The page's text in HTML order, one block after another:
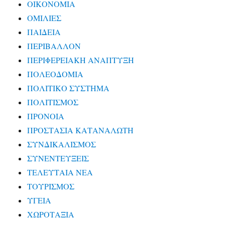
ΟΙΚΟΝΟΜΙΑ
ΟΜΙΛΙΕΣ
ΠΑΙΔΕΙΑ
ΠΕΡΙΒΑΛΛΟΝ
ΠΕΡΙΦΕΡΕΙΑΚΗ ΑΝΑΠΤΥΞΗ
ΠΟΛΕΟΔΟΜΙΑ
ΠΟΛΙΤΙΚΟ ΣΥΣΤΗΜΑ
ΠΟΛΙΤΙΣΜΟΣ
ΠΡΟΝΟΙΑ
ΠΡΟΣΤΑΣΙΑ ΚΑΤΑΝΑΛΩΤΗ
ΣΥΝΔΙΚΑΛΙΣΜΟΣ
ΣΥΝΕΝΤΕΥΞΕΙΣ
ΤΕΛΕΥΤΑΙΑ ΝΕΑ
ΤΟΥΡΙΣΜΟΣ
ΥΓΕΙΑ
ΧΩΡΟΤΑΞΙΑ